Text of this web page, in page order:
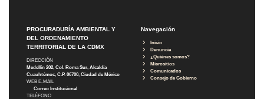
PROCURADURÍA AMBIENTAL Y
DEL ORDENAMIENTO
TERRITORIAL DE LA CDMX
DIRECCIÓN
Medellín 202, Col. Roma Sur, Alcaldía
Cuauhtémoc, C.P. 06700, Ciudad de México
WEB E-MAIL
Correo Institucional
TELÉFONO
Navegación
Inicio
Denuncia
¿Quiénes somos?
Micrositios
Comunicados
Consejo de Gobierno